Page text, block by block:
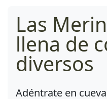
Las
llena de
diversos
Adéntrate en